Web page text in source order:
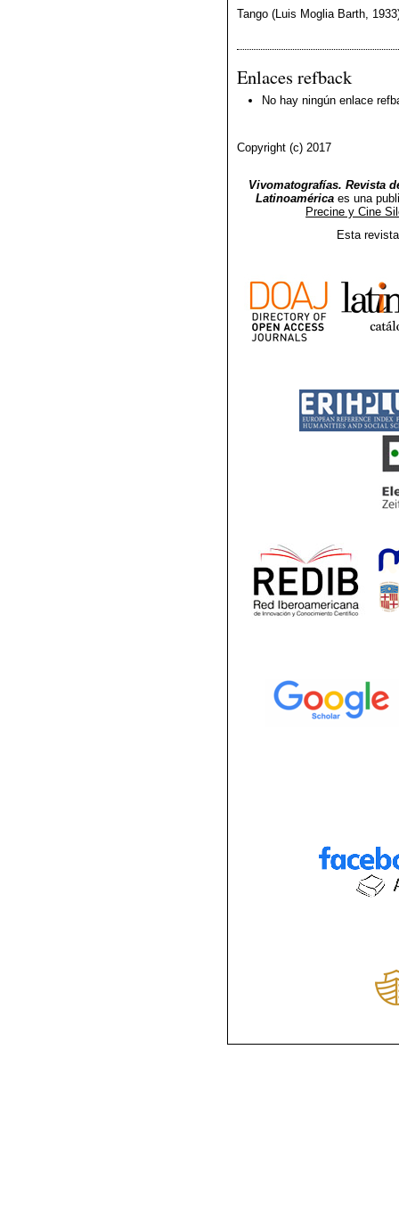
Tango (Luis Moglia Barth,
Enlaces refback
No hay ningún enlace
Copyright (c) 2017
Vivomatografías. Revista
Latinoamérica es una
Precine y Cine
Esta